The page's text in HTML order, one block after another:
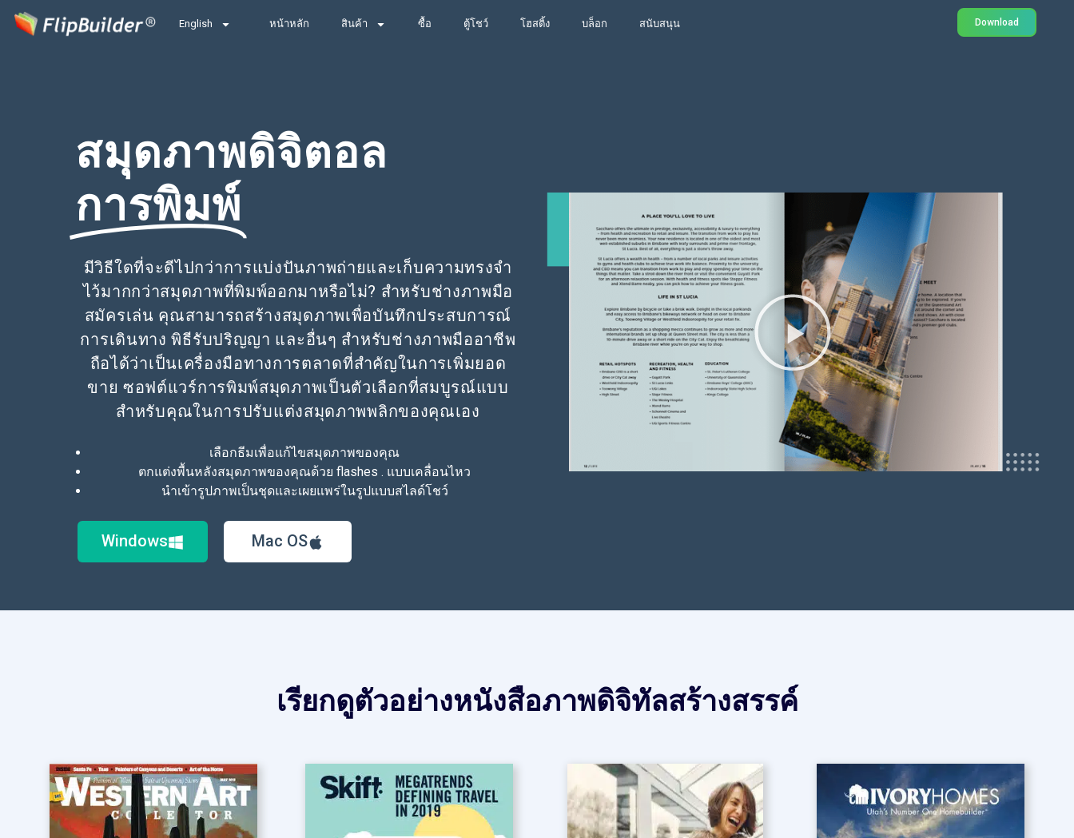
English หน้าหลัก สินค้า ซื้อ ตู้โชว์ โฮสติ้ง บล็อก สนับสนุน Download
สมุดภาพดิจิตอล
การพิมพ์
มีวิธีใดที่จะดีไปกว่าการแบ่งปันภาพถ่ายและเก็บความทรงจำ
ไว้มากกว่าสมุดภาพที่พิมพ์ออกมาหรือไม่? สำหรับช่างภาพมือ
สมัครเล่น คุณสามารถสร้างสมุดภาพเพื่อบันทึกประสบการณ์
การเดินทาง พิธีรับปริญญา และอื่นๆ สำหรับช่างภาพมืออาชีพ
ถือได้ว่าเป็นเครื่องมือทางการตลาดที่สำคัญในการเพิ่มยอด
ขาย ซอฟต์แวร์การพิมพ์สมุดภาพเป็นตัวเลือกที่สมบูรณ์แบบ
สำหรับคุณในการปรับแต่งสมุดภาพพลิกของคุณเอง
เลือกธีมเพื่อแก้ไขสมุดภาพของคุณ
ตกแต่งพื้นหลังสมุดภาพของคุณด้วย flashes . แบบเคลื่อนไหว
นำเข้ารูปภาพเป็นชุดและเผยแพร่ในรูปแบบสไลด์โชว์
Windows Mac OS
เรียกดูตัวอย่างหนังสือภาพดิจิทัลสร้างสรรค์